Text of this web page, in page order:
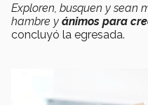
Exploren, busquen y sean
hambre y ánimos para
concluyó la egresada.